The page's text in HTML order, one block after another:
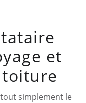
et
tout simplement le